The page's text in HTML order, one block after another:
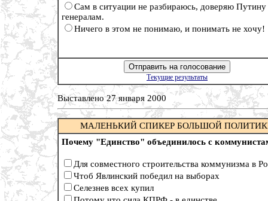
Сам в ситуации не разбираюсь, доверяю Путину
генералам.
Ничего в этом не понимаю, и понимать не хочу!
Текущие результаты
Выставлено 27 января 2000
МАЛЕНЬКИЙ СПИКЕР БОЛЬШОЙ
Почему "Единство" объединилось с
Для совместного строительства коммунизма в
Чтоб Явлинский победил на выборах
Селезнев всех купил